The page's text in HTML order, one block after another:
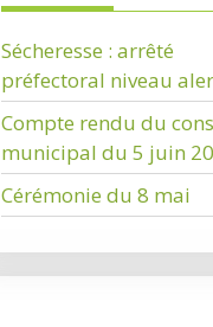
Sécheresse : arrêté
préfectoral niveau
Compte rendu du
municipal du 5 juin
Cérémonie du 8 mai